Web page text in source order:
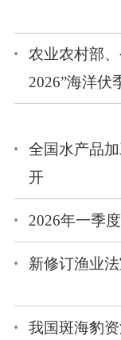
农业农村部
2026”海洋伏
全国水产品
开
2026年一季
新修订渔业
我国斑海豹